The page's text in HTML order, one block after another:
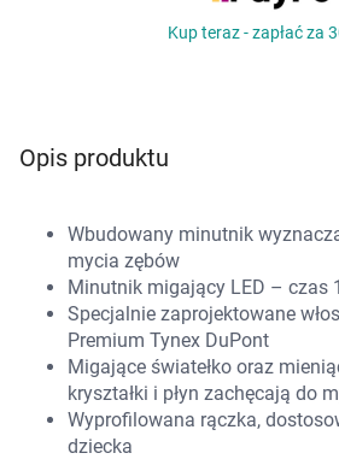
Marki
Kup teraz - zapłać za
Opis produktu
Wbudowany minutnik
mycia zębów
Minutnik migający LED – czas
Specjalnie zaprojektowane
Premium Tynex DuPont
Migające światełko oraz
kryształki i płyn zachęcają do
Wyprofilowana rączka,
dziecka